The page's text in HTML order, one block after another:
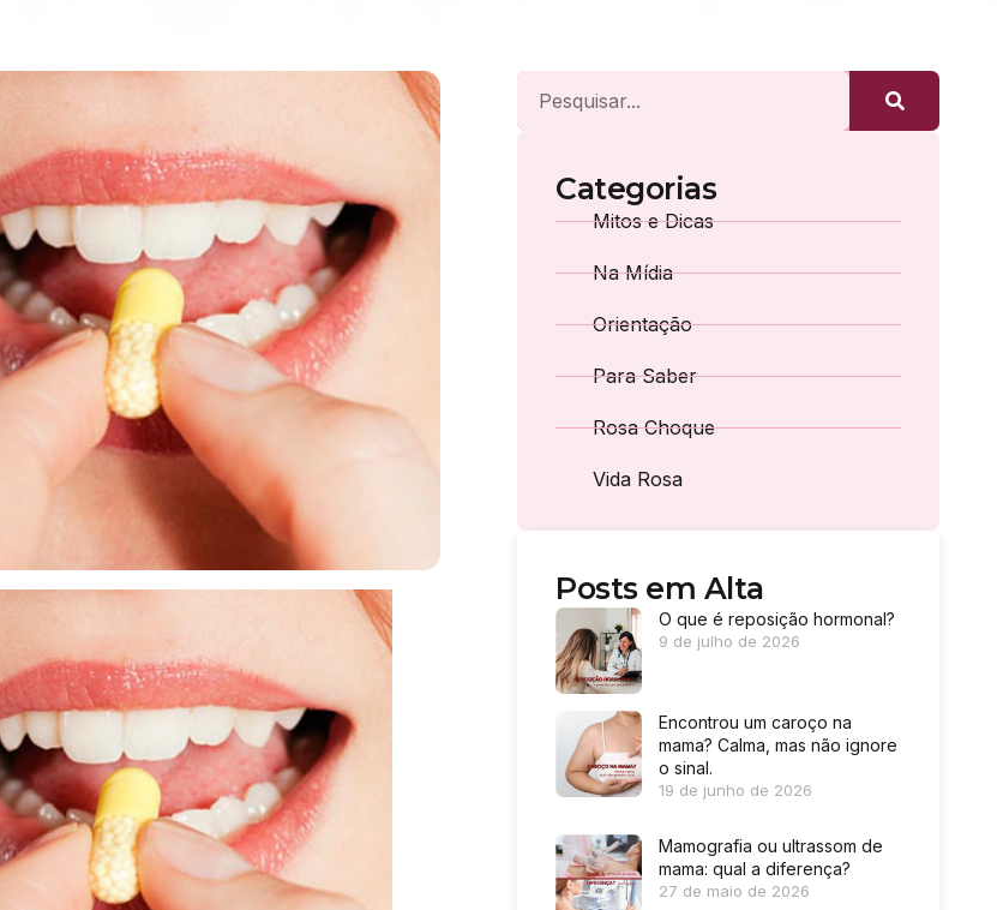
Categorias
Mitos e Dicas
Na Mídia
Orientação
Para Saber
Rosa Choque
Vida Rosa
Posts em Alta
O que é reposição hormonal?
9 de julho de 2026
Encontrou um caroço na
mama? Calma, mas não ignore
o sinal.
19 de junho de 2026
Mamografia ou ultrassom de
mama: qual a diferença?
27 de maio de 2026